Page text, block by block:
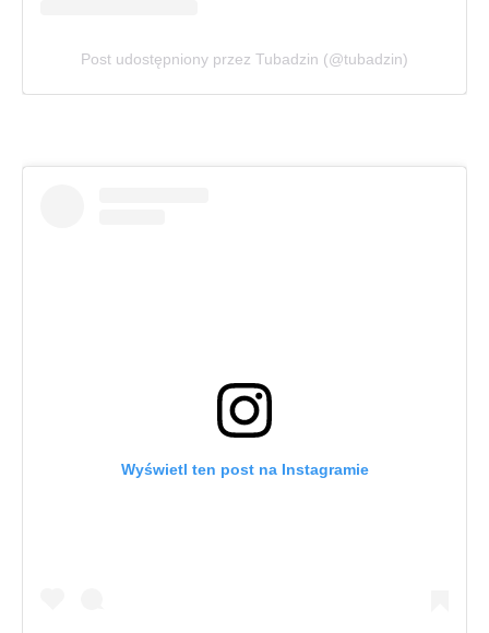
Post udostępniony przez Tubadzin (@tubadzin)
Wyświetl ten post na Instagramie